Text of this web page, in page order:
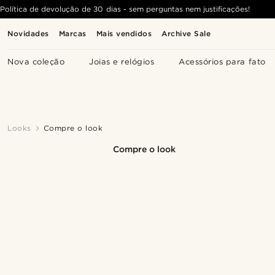
Novidades Marcas Mais vendidos Archive Sale
Nova coleção Joias e relógios Acessórios para fato
Política de devolução de 30 dias - sem perguntas nem justificações!
Looks Compre o look
Compre o look